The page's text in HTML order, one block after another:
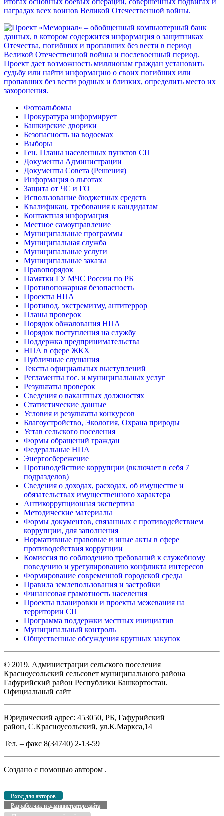
Фотоальбомы
Прокуратура информирует
Башкирские дворики
Безопасность на водоемах
Выборы
Ген. Планы населенных пунктов СП
Документы Администрации
Документы Совета (Решения)
Информация о льготах
Защита от ЧС и ГО
Использование бюджетных средств
Квалификац. требования к кандидатам
Контактная информация
Местное самоуправление
Муниципальные программы
Муниципальная служба
Муниципальные услуги
Муниципальные заказы
Правопорядок
Памятки ГУ МЧС России по РБ
Противопожарная безопасность
Проекты НПА
Противод. экстремизму, антитеррор
Планы проверок
Порядок обжалования НПА
Порядок поступления на службу
Поддержка предпринимательства
НПА в сфере ЖКХ
Публичные слушания
Тексты официальных выступлений
Регламенты гос. и муниципальных услуг
Результаты проверок
Сведения о вакантных должностях
Статистические данные
Условия и результаты конкурсов
Благоустройство, Экология, Охрана природы
Устав сельского поселения
Формы обращений граждан
Федеральные НПА
Энергосбережение
Противодействие коррупции (включает в себя 7
подразделов)
Сведения о доходах, расходах, об имуществе и
обязательствах имущественного характера
Антикоррупционная экспертиза
Методические материалы
Формы документов, связанных с противодействием
коррупции, для заполнения
Нормативные правовые и иные акты в сфере
противодействия коррупции
Комиссия по соблюдению требований к служебному
поведению и урегулированию конфликта интересов
Формирование современной городской среды
Правила землепользования и застройки
Финансовая грамотность населения
Проекты планировки и проекты межевания на
территории СП
Программа поддержки местных инициатив
Муниципальный контроль
Общественные обсуждения крупных закупок
© 2019. Администрации сельского поселения
Красноусольский сельсовет муниципального района
Гафурийский район Республики Башкортостан.
Официальный сайт
Юридический адрес: 453050, РБ, Гафурийский
район, С.Красноусольский, ул.К.Маркса,14
Тел. – факс 8(34740) 2-13-59
Создано с помощью автором .
Вход для авторов
Разработчик и администратор сайта